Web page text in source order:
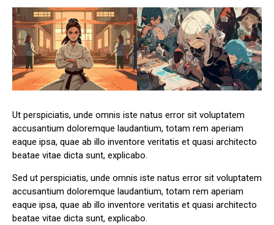
Ut perspiciatis, unde omnis iste natus error sit voluptatem
accusantium doloremque laudantium, totam rem aperiam
eaque ipsa, quae ab illo inventore veritatis et quasi architecto
beatae vitae dicta sunt, explicabo.
Sed ut perspiciatis, unde omnis iste natus error sit voluptatem
accusantium doloremque laudantium, totam rem aperiam
eaque ipsa, quae ab illo inventore veritatis et quasi architecto
beatae vitae dicta sunt, explicabo.